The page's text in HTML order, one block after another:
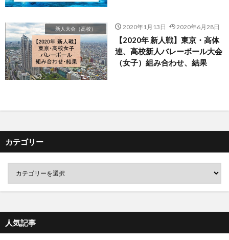
新人大会（高校） 2020年1月13日 2020年6月28日
【2020年 新人戦】東京・高体
連、高校新人バレーボール大会
（女子）組み合わせ、結果
カテゴリー
人気記事